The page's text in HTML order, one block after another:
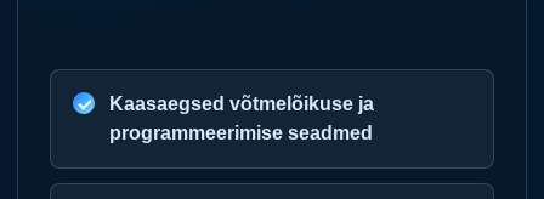
Kaasaegsed võtmelõikuse ja
programmeerimise seadmed